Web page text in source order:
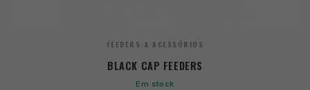
FEEDERS & ACESSÓRIOS
BLACK CAP FEEDERS
Em stock